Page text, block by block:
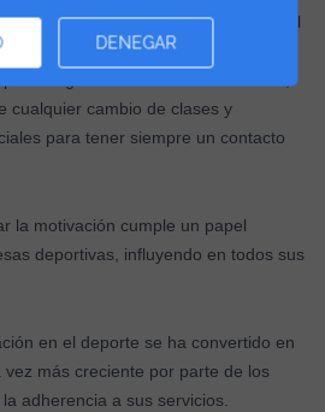
DENEGAR
parte de un gimnasio? Ofreciendo al
A través de
cualquier cambio de clases y
para tener siempre un contacto
la motivación cumple un papel
deportivas, influyendo en todos sus
en el deporte se ha convertido en
más creciente por parte de los
adherencia a sus servicios.